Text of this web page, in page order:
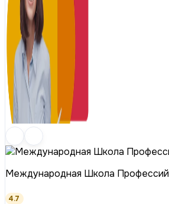
Международная Школа Профессий
4.7